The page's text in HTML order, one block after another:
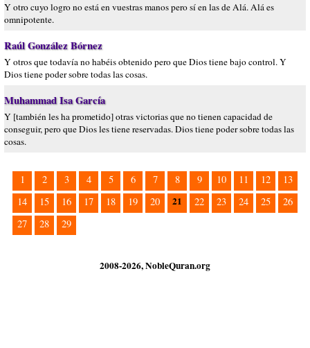
Y otro cuyo logro no está en vuestras manos pero sí en las de Alá. Alá es
omnipotente.
Raúl González Bórnez
Y otros que todavía no habéis obtenido pero que Dios tiene bajo control. Y
Dios tiene poder sobre todas las cosas.
Muhammad Isa García
Y [también les ha prometido] otras victorias que no tienen capacidad de
conseguir, pero que Dios les tiene reservadas. Dios tiene poder sobre todas las
cosas.
1 2 3 4 5 6 7 8 9 10 11 12
13
14
15 16 17 18 19 20 21 22 23 24 25
26
27
28 29
2008-2026, NobleQuran.org